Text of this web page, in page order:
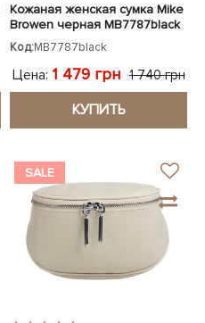
Кожаная женская сумка Mike
Browen черная MB7787black
Код:MB7787black
Цена: 1 479 грн 1 740 грн
КУПИТЬ
SALE